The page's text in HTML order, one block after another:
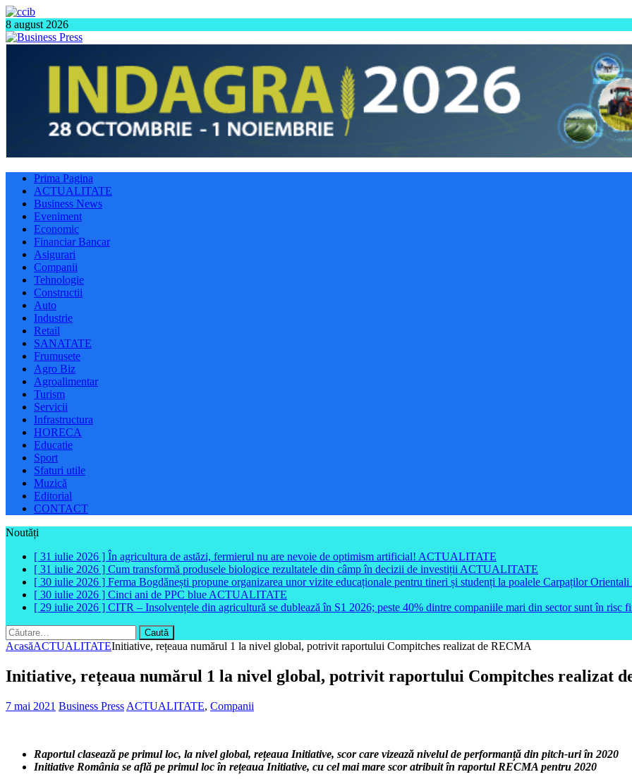
8 august 2026
Prima Pagina
ACTUALITATE
Business News
Eveniment
Economic
Financiar Bancar
Asigurari
Companii
Tehnologie
Constructii
Auto
Industrie
Retail
SANATATE
Frumusete
Agro Biz
Agroalimentar
Turism
Servicii
Infrastructura
HORECA
Educatie
Sport
Sfaturi utile
Muzică
Editorial
CONTACT
Noutăți
[ 31 iulie 2026 ] În agricultura de astăzi, fermierul nu are nevoie de optimism artificial! ACTUALITATE
[ 31 iulie 2026 ] Cum transformă produsele biologice rezultatele din câmp în decizii de investiții ACTUALITATE
[ 30 iulie 2026 ] Ferma Bogdănești propune organizarea unor vizite educaționale pentru tineri și studenți la poalele Carpaților Orientali
[ 30 iulie 2026 ] Cinci ani de PPC blue ACTUALITATE
[ 29 iulie 2026 ] CITR – Insolvențele din agricultură se dublează în S1 2026; peste 40% dintre companiile mari din sector sunt în risc
Caută
după:
AcasăACTUALITATEInitiative, rețeaua numărul 1 la nivel global, potrivit raportului Compitches realizat de RECMA
Initiative, rețeaua numărul 1 la nivel global, potrivit raportului Compitches realizat
7 mai 2021 Business Press ACTUALITATE, Companii
Raportul clasează pe primul loc, la nivel global, rețeaua Initiative, scor care vizează nivelul de performanță din pitch-uri în 2020
Initiative România se află pe primul loc în rețeaua Initiative, cu cel mai mare scor atribuit în raportul RECMA pentru 2020